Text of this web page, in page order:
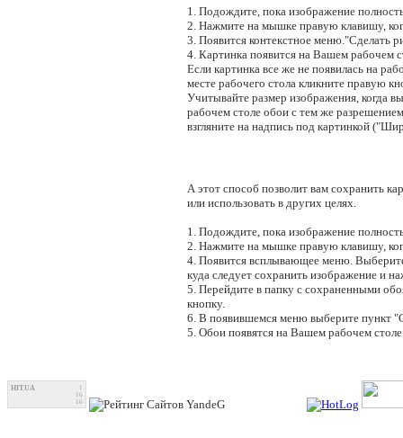
1. Подождите, пока изображение
2. Нажмите на мышке правую клавишу,
3. Появится контекстное меню."Сделать
4. Картинка появится на Вашем рабочем
Если картинка все же не появилась на
месте рабочего стола кликните правую
Учитывайте размер изображения, когда
рабочем столе обои с тем же
взгляните на надпись под картинкой
А этот способ позволит вам сохранить
или использовать в других целях.
1. Подождите, пока изображение
2. Нажмите на мышке правую клавишу,
4. Появится всплывающее меню.
куда следует сохранить изображение и
5. Перейдите в папку с сохраненными
кнопку.
6. В появившемся меню выберите пункт
5. Обои появятся на Вашем рабочем
HIT.UA
16
16